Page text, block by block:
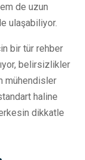
de uzun
ulaşabiliyor.
bir tür rehber
belirsizlikler
mühendisler
haline
dikkatle